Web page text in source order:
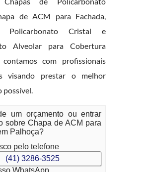
de ACM para Fachada,
Policarbonato Cristal e
Alveolar para Cobertura
contamos com profissionais
visando prestar o melhor
possível.
um orçamento ou entrar
sobre Chapa de ACM para
Palhoça?
pelo telefone
(41) 3286-3525